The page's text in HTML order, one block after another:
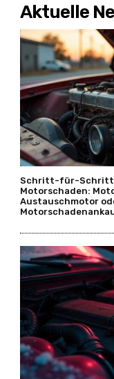
Aktuelle
Schritt-für-Schritt-
Motorschaden:
Austauschmotor